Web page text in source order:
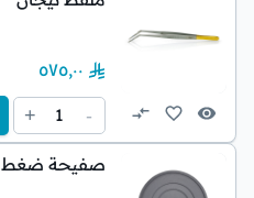
٥٧٥٫٠٠
-
1
+
صفيحة ضغط SIC لـ Programat